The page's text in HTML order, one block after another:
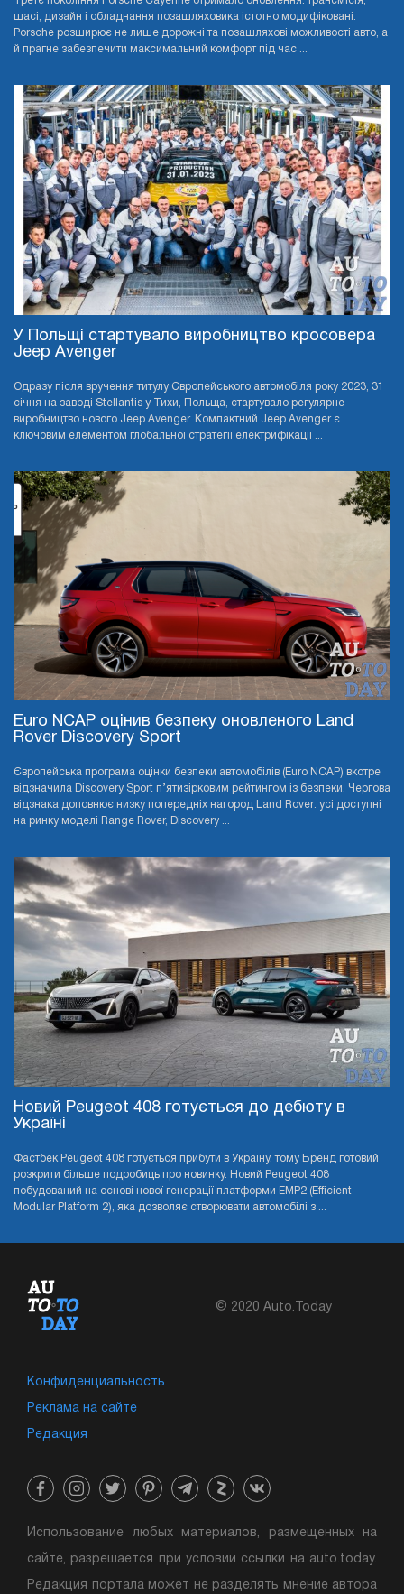
шасі, дизайн і обладнання позашляховика істотно модифіковані.
Porsche розширює не лише дорожні та позашляхові можливості авто, а
й прагне забезпечити максимальний комфорт під час ...
У Польщі стартувало виробництво кросовера
Jeep Avenger
Одразу після вручення титулу Європейського автомобіля року 2023, 31
січня на заводі Stellantis у Тихи, Польща, стартувало регулярне
виробництво нового Jeep Avenger. Компактний Jeep Avenger є
ключовим елементом глобальної стратегії електрифікації ...
Euro NCAP оцінив безпеку оновленого Land
Rover Discovery Sport
Європейська програма оцінки безпеки автомобілів (Euro NCAP) вкотре
відзначила Discovery Sport п’ятизірковим рейтингом із безпеки. Чергова
відзнака доповнює низку попередніх нагород Land Rover: усі доступні
на ринку моделі Range Rover, Discovery ...
Новий Peugeot 408 готується до дебюту в
Україні
Фастбек Peugeot 408 готується прибути в Україну, тому Бренд готовий
розкрити більше подробиць про новинку. Новий Peugeot 408
побудований на основі нової генерації платформи EMP2 (Efficient
Modular Platform 2), яка дозволяє створювати автомобілі з ...
© 2020 Auto.Today
Конфиденциальность
Реклама на сайте
Редакция
Использование любых материалов, размещенных на
сайте, разрешается при условии ссылки на auto.today.
Редакция портала может не разделять мнение автора